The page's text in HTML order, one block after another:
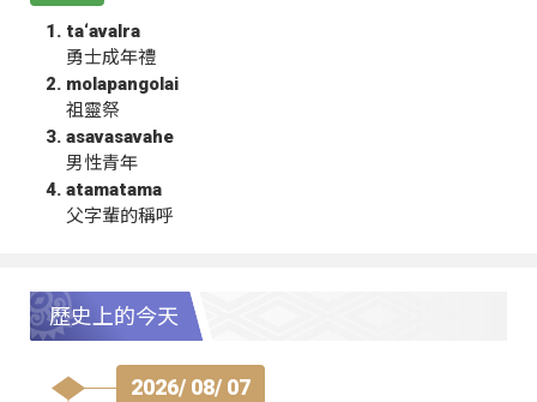
ta‘avalra
勇士成年禮
molapangolai
祖靈祭
asavasavahe
男性青年
atamatama
父字輩的稱呼
歷史上的今天
2026/ 08/ 07